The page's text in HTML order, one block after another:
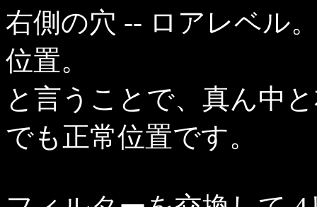
右側の穴 -- ロアレベル
位置。
と言うことで、真ん中
でも正常位置です。